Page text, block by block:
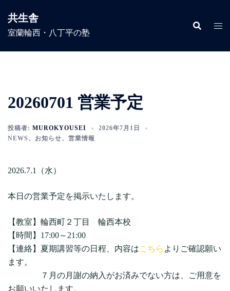
共生舎
室蘭輪西・八丁平の塾
20260701 営業予定
投稿者: MUROKYOUSEI
2026年7月1日
NEWS 、 お知らせ、 営業情報
2026.7.1（水）
本日の営業予定を掲示いたします。
【教室】輪西町２丁目 輪西本校
【時間】17:00～21:00
【連絡】夏期講習等の日程、内容はこちら よりご確認願い
ます。
７月の月謝の納入がお済みでない方は、ご用意を
お願いいたします。